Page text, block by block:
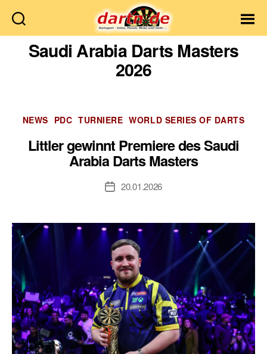
Dartn.de
Saudi Arabia Darts Masters
2026
Kategorien
NEWS PDC TURNIERE WORLD SERIES OF DARTS
Littler gewinnt Premiere des Saudi
Arabia Darts Masters
Veröffentlichungsdatum
20.01.2026